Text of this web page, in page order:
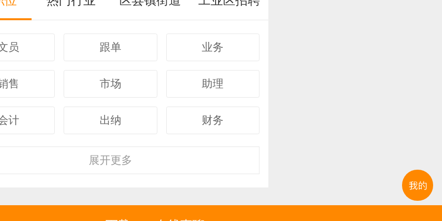
员 跟单 业务
售 市场 助理
计 出纳 财务
行政
展开更多